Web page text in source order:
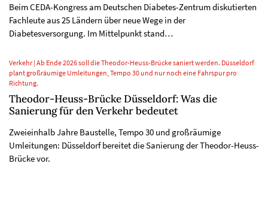
Beim CEDA-Kongress am Deutschen Diabetes-Zentrum diskutierten
Fachleute aus 25 Ländern über neue Wege in der
Diabetesversorgung. Im Mittelpunkt stand…
Verkehr | Ab Ende 2026 soll die Theodor-Heuss-Brücke saniert werden. Düsseldorf
plant großräumige Umleitungen, Tempo 30 und nur noch eine Fahrspur pro
Richtung.
Theodor-Heuss-Brücke Düsseldorf: Was die
Sanierung für den Verkehr bedeutet
Zweieinhalb Jahre Baustelle, Tempo 30 und großräumige
Umleitungen: Düsseldorf bereitet die Sanierung der Theodor-Heuss-
Brücke vor.